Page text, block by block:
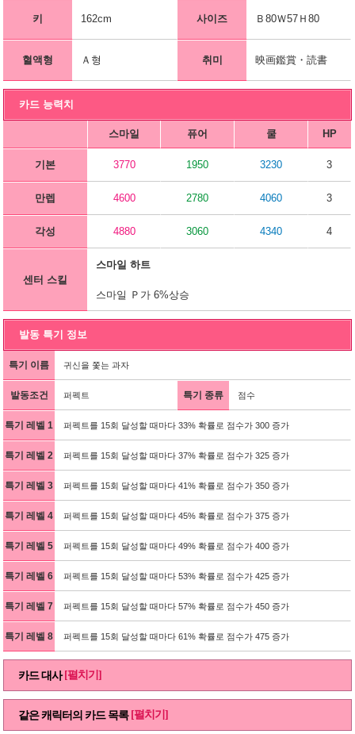
키 162cm 사이즈 Ｂ80Ｗ57Ｈ80
혈액형 Ａ형 취미 映画鑑賞・読書
카드 능력치
스마일 퓨어 쿨 HP
기본 3770 1950 3230 3
만렙 4600 2780 4060 3
각성 4880 3060 4340 4
센터 스킬
스마일 하트
스마일 Ｐ가 6%상승
발동 특기 정보
특기 이름 귀신을 쫓는 과자
발동조건 퍼펙트 특기 종류 점수
특기 레벨 1 퍼펙트를 15회 달성할 때마다 33% 확률로 점수가 300 증가
특기 레벨 2 퍼펙트를 15회 달성할 때마다 37% 확률로 점수가 325 증가
특기 레벨 3 퍼펙트를 15회 달성할 때마다 41% 확률로 점수가 350 증가
특기 레벨 4 퍼펙트를 15회 달성할 때마다 45% 확률로 점수가 375 증가
특기 레벨 5 퍼펙트를 15회 달성할 때마다 49% 확률로 점수가 400 증가
특기 레벨 6 퍼펙트를 15회 달성할 때마다 53% 확률로 점수가 425 증가
특기 레벨 7 퍼펙트를 15회 달성할 때마다 57% 확률로 점수가 450 증가
특기 레벨 8 퍼펙트를 15회 달성할 때마다 61% 확률로 점수가 475 증가
카드 대사 [펼치기]
같은 캐릭터의 카드 목록 [펼치기]